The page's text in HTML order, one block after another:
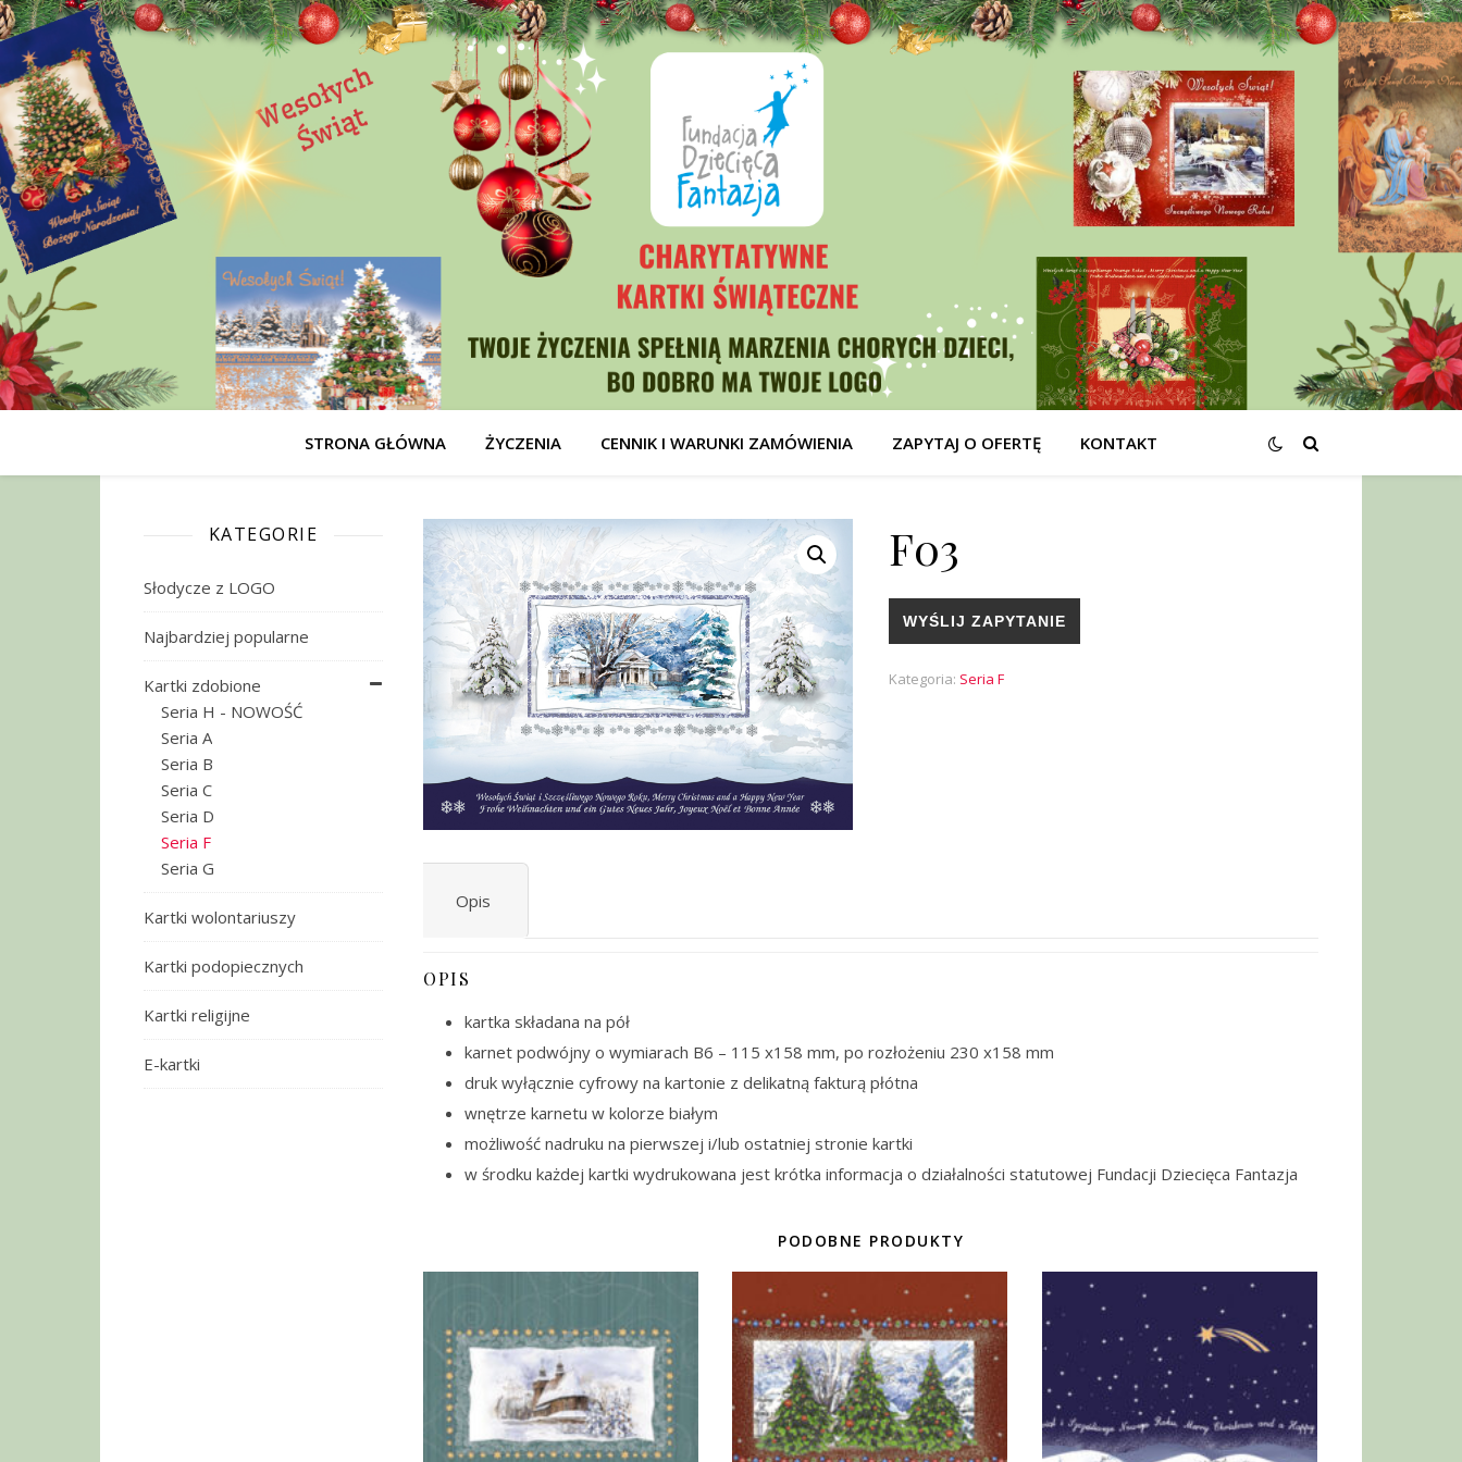
STRONA GŁÓWNA ŻYCZENIA CENNIK I WARUNKI ZAMÓWIENIA ZAPYTAJ O OFERTĘ KONTAKT
KATEGORIE
Słodycze z LOGO
Najbardziej popularne
Kartki zdobione
Seria H - NOWOŚĆ
Seria A
Seria B
Seria C
Seria D
Seria F
Seria G
Kartki wolontariuszy
Kartki podopiecznych
Kartki religijne
E-kartki
F03
WYŚLIJ ZAPYTANIE
Kategoria: Seria F
Opis
OPIS
kartka składana na pół
karnet podwójny o wymiarach B6 – 115 x158 mm, po rozłożeniu 230 x158 mm
druk wyłącznie cyfrowy na kartonie z delikatną fakturą płótna
wnętrze karnetu w kolorze białym
możliwość nadruku na pierwszej i/lub ostatniej stronie kartki
w środku każdej kartki wydrukowana jest krótka informacja o działalności statutowej Fundacji Dziecięca Fantazja
PODOBNE PRODUKTY